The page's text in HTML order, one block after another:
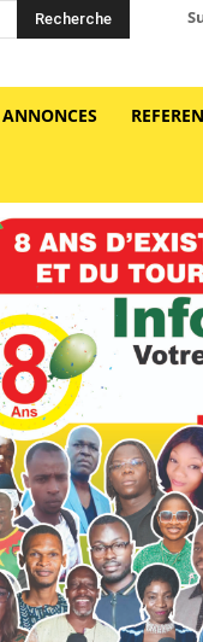
Recherche
ANNONCES